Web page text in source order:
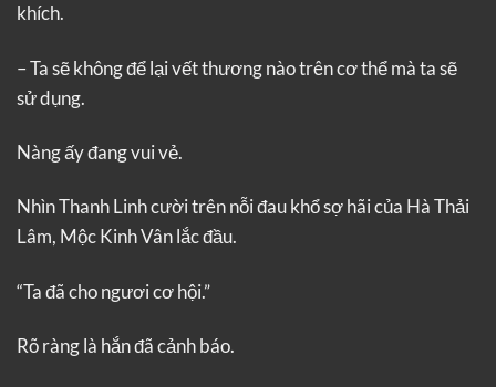
khích.
– Ta sẽ không để lại vết thương nào trên cơ thể mà ta sẽ
sử dụng.
Nàng ấy đang vui vẻ.
Nhìn Thanh Linh cười trên nỗi đau khổ sợ hãi của Hà Thải
Lâm, Mộc Kinh Vân lắc đầu.
“Ta đã cho ngươi cơ hội.”
Rõ ràng là hắn đã cảnh báo.